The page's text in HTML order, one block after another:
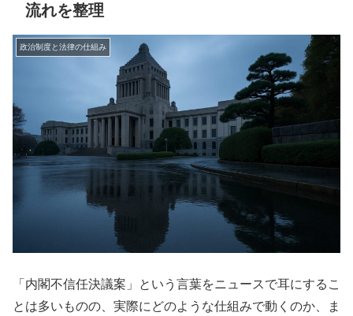
流れを整理
政治制度と法律の仕組み
「内閣不信任決議案」という言葉をニュースで耳にするこ
とは多いものの、実際にどのような仕組みで動くのか、ま